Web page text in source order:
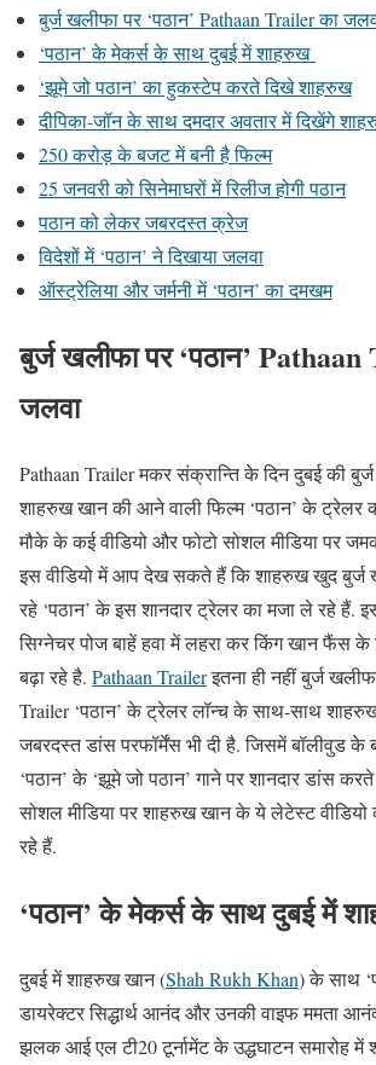
बुर्ज खलीफा पर ‘पठान’ Pathaan Trailer का
‘पठान’ के मेकर्स के साथ दुबई में शाहरुख
‘झूमे जो पठान’ का हुकस्टेप करते दिखे शाहरुख
दीपिका-जॉन के साथ दमदार अवतार में दिखेंगे
250 करोड़ के बजट में बनी है फिल्म
25 जनवरी को सिनेमाघरों में रिलीज होगी पठान
पठान को लेकर जबरदस्त क्रेज
विदेशों में ‘पठान’ ने दिखाया जलवा
ऑस्ट्रेलिया और जर्मनी में ‘पठान’ का दमखम
बुर्ज खलीफा पर ‘पठान’
जलवा
Pathaan Trailer मकर संक्रान्ति के दिन दुबई की
शाहरुख खान की आने वाली फिल्म ‘पठान’ के ट्रेलर
मौके के कई वीडियो और फोटो सोशल मीडिया पर
इस वीडियो में आप देख सकते हैं कि शाहरुख खुद बुर्ज
रहे ‘पठान’ के इस शानदार ट्रेलर का मजा ले रहे हैं.
सिग्नेचर पोज बाहें हवा में लहरा कर किंग खान फैंस के
बढ़ा रहे है. Pathaan Trailerइतना ही नहीं बुर्ज
Trailer ‘पठान’ के ट्रेलर लॉन्च के साथ-साथ
जबरदस्त डांस परफॉर्मेंस भी दी है. जिसमें बॉलीवुड के
‘पठान’ के ‘झूमे जो पठान’ गाने पर शानदार डांस
सोशल मीडिया पर शाहरुख खान के ये लेटेस्ट वीडियो
रहे हैं.
‘पठान’ के मेकर्स के साथ दुबई में
दुबई में शाहरुख खान (Shah Rukh Khan) के साथ
डायरेक्टर सिद्धार्थ आनंद और उनकी वाइफ ममता
झलक आई एल टी20 टूर्नामेंट के उद्धघाटन समारोह